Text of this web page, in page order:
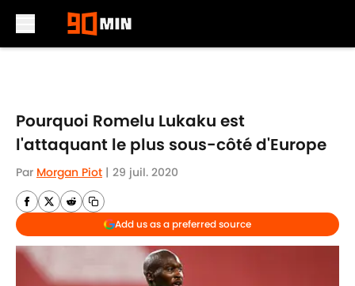
Pourquoi Romelu Lukaku est
l'attaquant le plus sous-côté d'Europe
Par Morgan Piot | 29 juil. 2020
Add us as a preferred source